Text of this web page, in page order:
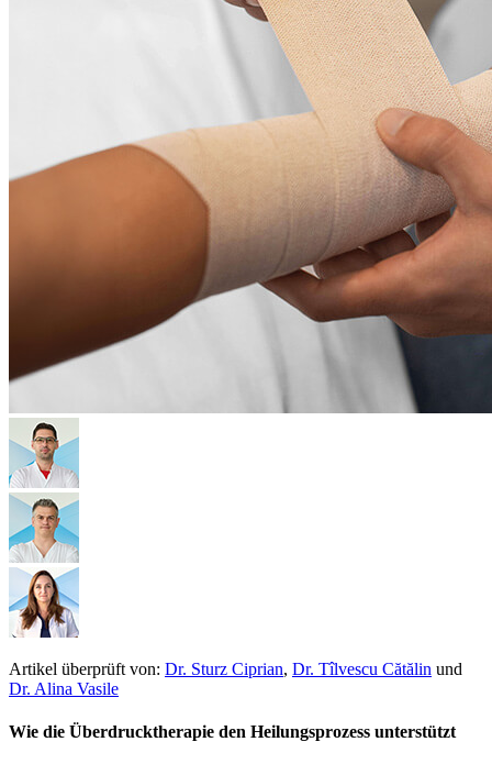
Artikel überprüft von: Dr. Sturz Ciprian, Dr. Tîlvescu Cătălin und
Dr. Alina Vasile
Wie die Überdrucktherapie den Heilungsprozess unterstützt